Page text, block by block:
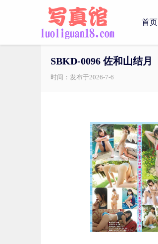
首页
SBKD-0096 佐和山结月
时间：发布于2026-7-6